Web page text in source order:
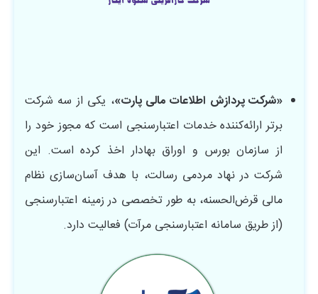
«شرکت پردازش اطلاعات مالی پارت»، یکی از سه شرکت
برتر ارائه‌کننده خدمات اعتبارسنجی است که مجوز خود را
از سازمان بورس و اوراق بهادار اخذ کرده است. این
شرکت در نهاد مردمی ‌رسالت، با هدف آسان‌سازی نظام
مالی قرض‌الحسنه، به طور تخصصی در زمینه اعتبارسنجی
(از طریق سامانه اعتبارسنجی مرآت) فعالیت دارد.